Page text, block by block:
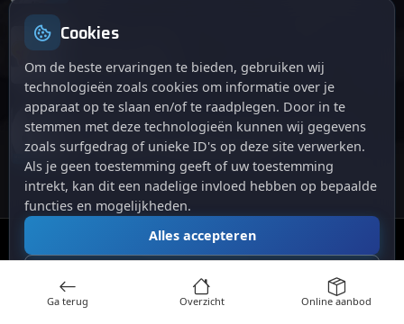
Tips en Tricks
April 12, 2026
De opkomst van Markttrading 2.0: Een
revolutie in online handelen.
Markttrading. Alle rechten voorbehouden.
Cookies
Om de beste ervaringen te bieden, gebruiken wij
technologieën zoals cookies om informatie over je
apparaat op te slaan en/of te raadplegen. Door in te
stemmen met deze technologieën kunnen wij gegevens
zoals surfgedrag of unieke ID's op deze site verwerken.
Als je geen toestemming geeft of uw toestemming
intrekt, kan dit een nadelige invloed hebben op bepaalde
functies en mogelijkheden.
Alles accepteren
Alles afwijzen
Ga terug Overzicht Online aanbod